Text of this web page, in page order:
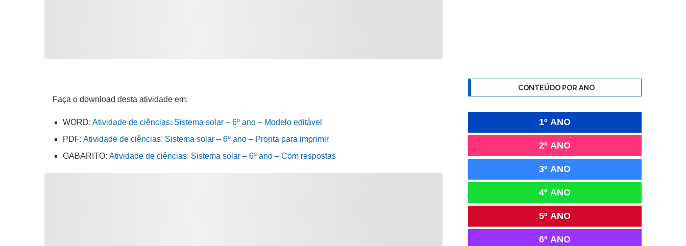
Faça o download desta atividade em:
WORD: Atividade de ciências: Sistema solar – 6º ano – Modelo editável
PDF: Atividade de ciências: Sistema solar – 6º ano – Pronta para imprimir
GABARITO: Atividade de ciências: Sistema solar – 6º ano – Com respostas
CONTEÚDO POR ANO
1º ANO
2º ANO
3º ANO
4º ANO
5º ANO
6º ANO